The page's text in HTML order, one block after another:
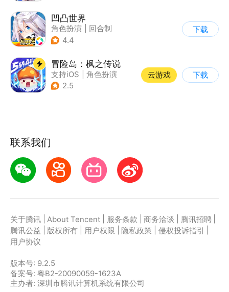
凹凸世界
角色扮演
回合制
| 动漫改编
4.4
下载
冒险岛：枫之传说
支持iOS
角色扮演
| 放置
2.5
云游戏 下载
联系我们
关于腾讯 About Tencent 服务条款 商务洽谈 腾讯招聘
腾讯公益
版权所有 用户权限 隐私政策 侵权投诉指引
用户协议
版本号: 9.2.5
备案号: 粤B2-20090059-1623A
主办者: 深圳市腾讯计算机系统有限公司